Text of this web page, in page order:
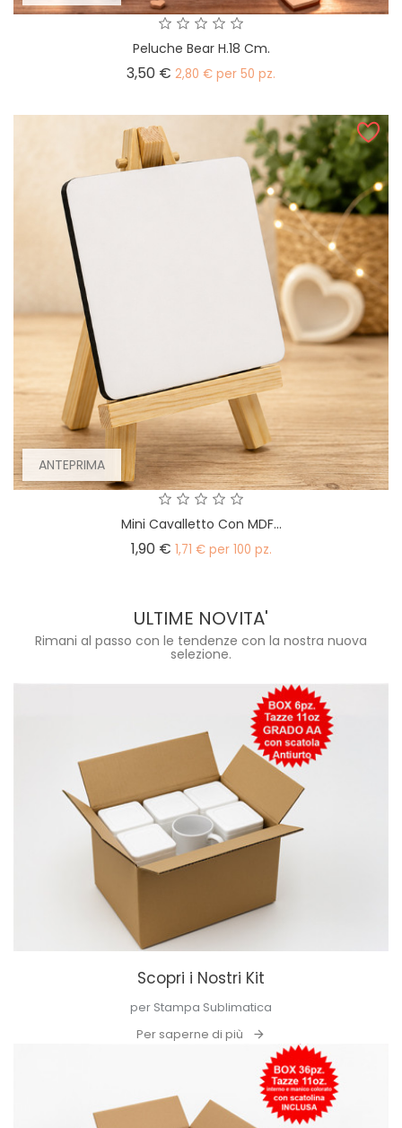
Peluche Bear H.18 Cm.
3,50 € Prezzo
2,80 € per 50 pz.
ANTEPRIMA
Mini Cavalletto Con MDF...
1,90 € Prezzo
1,71 € per 100 pz.
ULTIME NOVITA'
Rimani al passo con le tendenze con la nostra nuova
selezione.
Scopri i Nostri Kit
per Stampa Sublimatica
Per saperne di più